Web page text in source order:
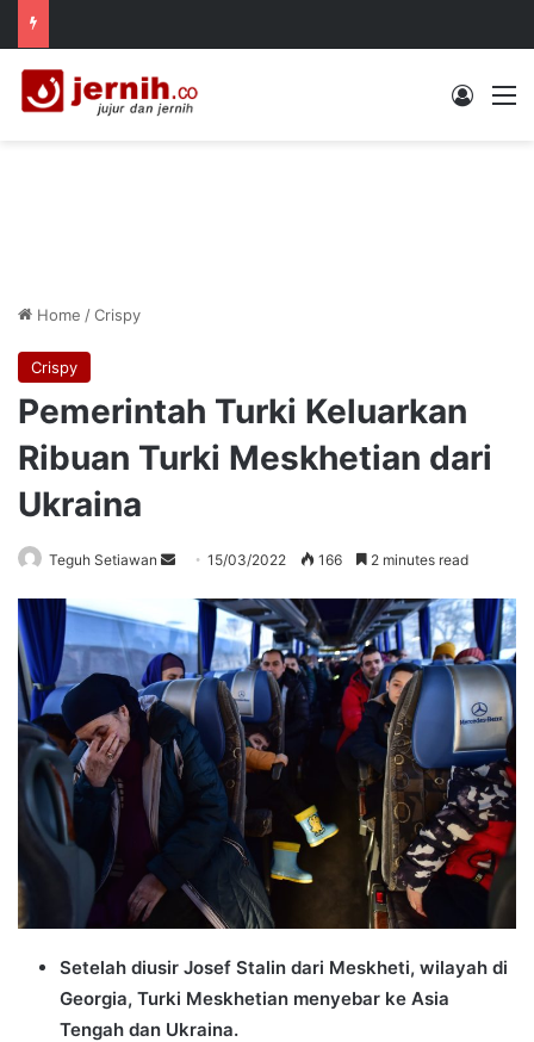
Log In
Home /Crispy
Crispy
Pemerintah Turki Keluarkan
Ribuan Turki Meskhetian dari
Ukraina
Teguh Setiawan
Send
email
15/03/2022 166 2 minutes read
Setelah diusir Josef Stalin dari Meskheti, wilayah di
Georgia, Turki Meskhetian menyebar ke Asia
Tengah dan Ukraina.